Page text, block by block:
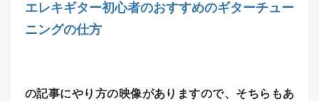
エレキギター初心者のおすすめのギターチュー
ニングの仕方
の記事にやり方の映像がありますので、そちらもあ